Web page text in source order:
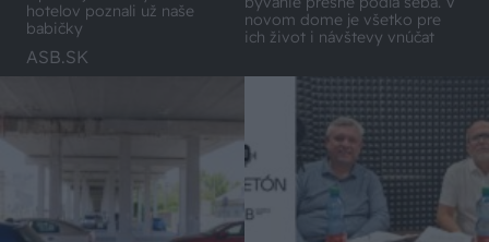
hotelov poznali už naše
babičky
novom dome je všetko pre
ich život i návštevy vnúčat
ASB.SK